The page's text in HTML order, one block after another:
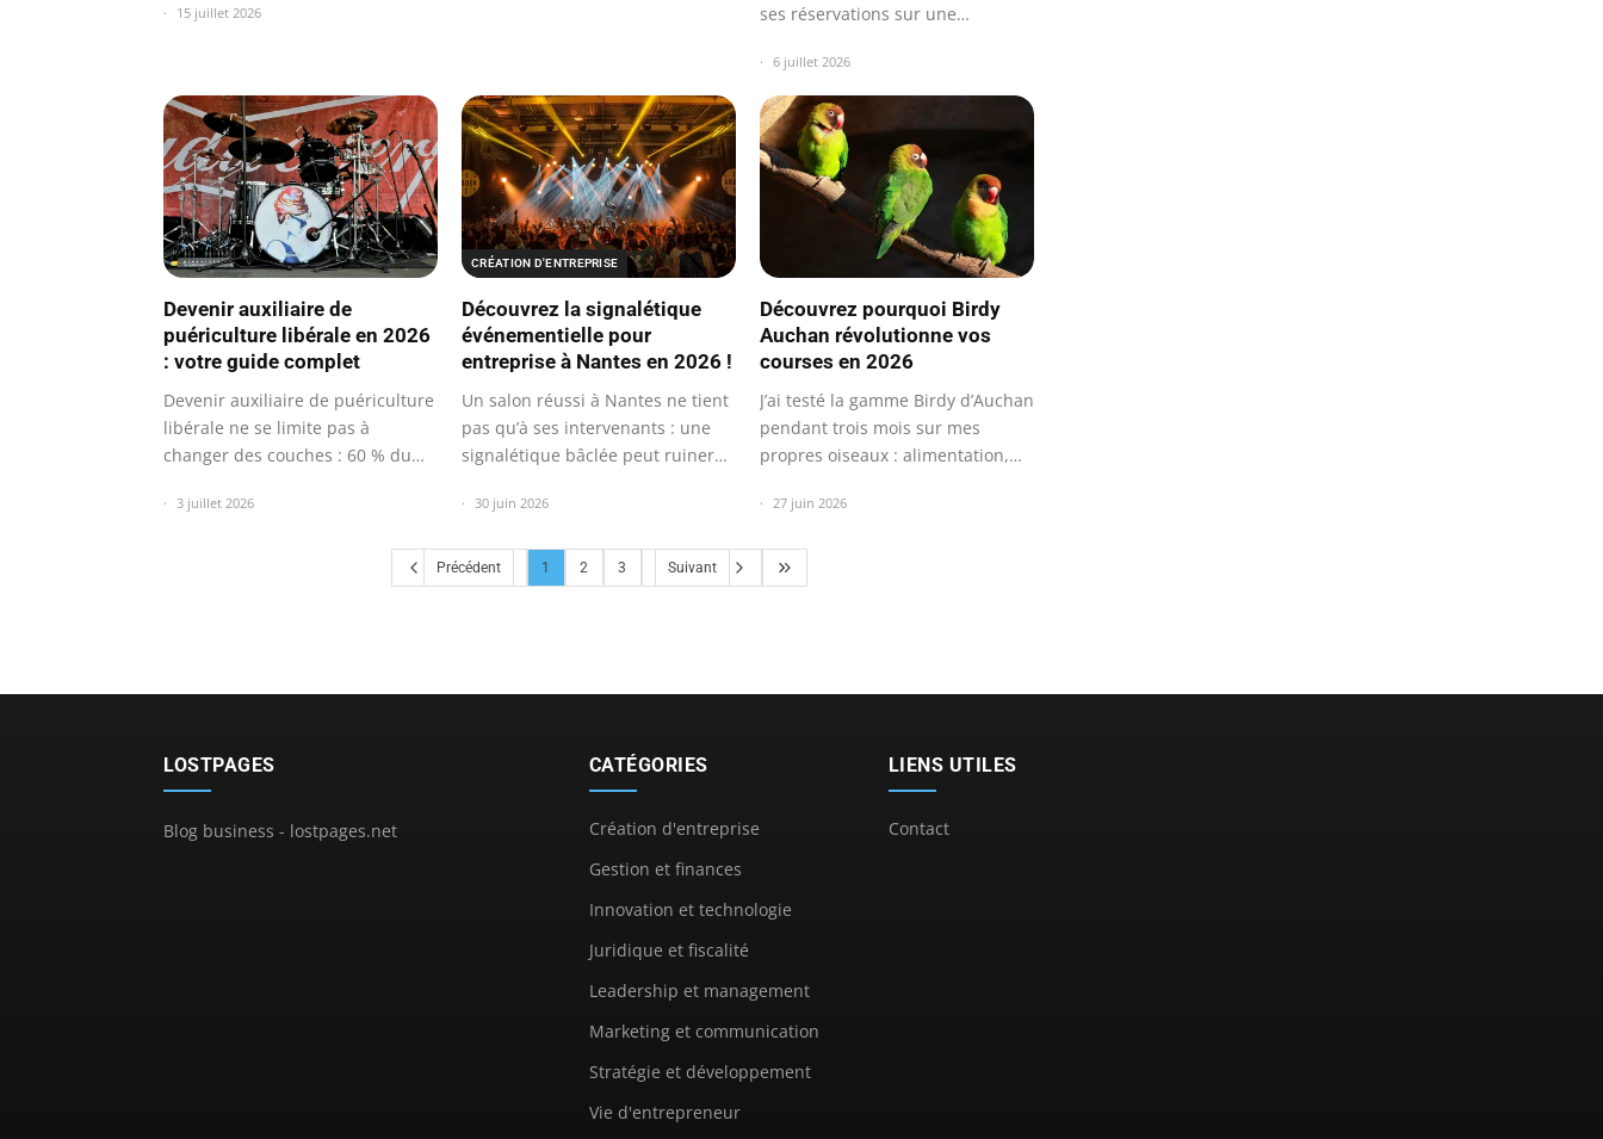
15 juillet 2026
ses réservations sur une…
6 juillet 2026
Devenir auxiliaire de
puériculture libérale en 2026
: votre guide complet
Devenir auxiliaire de puériculture
libérale ne se limite pas à
changer des couches : 60 % du…
3 juillet 2026
CRÉATION D'ENTREPRISE
Découvrez la signalétique
événementielle pour
entreprise à Nantes en 2026 !
Un salon réussi à Nantes ne tient
pas qu’à ses intervenants : une
signalétique bâclée peut ruiner…
30 juin 2026
Découvrez pourquoi Birdy
Auchan révolutionne vos
courses en 2026
J’ai testé la gamme Birdy d’Auchan
pendant trois mois sur mes
propres oiseaux : alimentation,
27 juin 2026
Précédent 1 2 3 Suivant
LOSTPAGES
Blog business - lostpages.net
CATÉGORIES
Création d'entreprise
Gestion et finances
Innovation et technologie
Juridique et fiscalité
Leadership et management
Marketing et communication
Stratégie et développement
Vie d'entrepreneur
LIENS UTILES
Contact